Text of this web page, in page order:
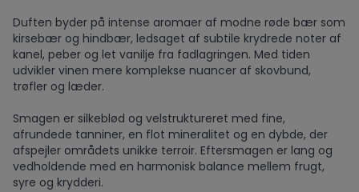
Duften byder på intense aromaer af modne røde bær som
kirsebær og hindbær, ledsaget af subtile krydrede noter af
kanel, peber og let vanilje fra fadlagringen. Med tiden
udvikler vinen mere komplekse nuancer af skovbund,
trøfler og læder.
Smagen er silkeblød og velstruktureret med fine,
afrundede tanniner, en flot mineralitet og en dybde, der
afspejler områdets unikke terroir. Eftersmagen er lang og
vedholdende med en harmonisk balance mellem frugt,
syre og krydderi.